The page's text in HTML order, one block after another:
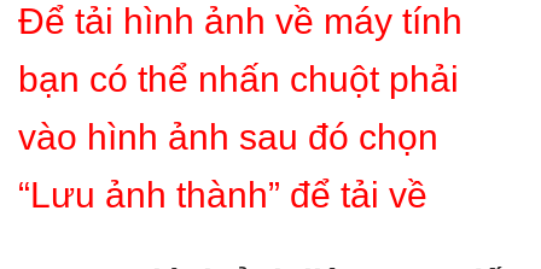
Để tải hình ảnh về máy tính
bạn có thể nhấn chuột phải
vào hình ảnh sau đó chọn
“Lưu ảnh thành” để tải về